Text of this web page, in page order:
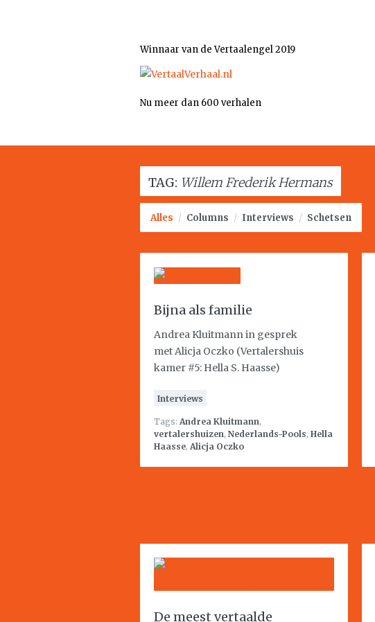
Winnaar van de Vertaalengel 2019
Nu meer dan 600 verhalen
TAG: Willem Frederik Hermans
Alles / Columns / Interviews / Schetsen
Bijna als familie
Andrea Kluitmann in gesprek
met Alicja Oczko (Vertalershuis
kamer #5: Hella S. Haasse)
Interviews
Tags: Andrea Kluitmann,
vertalershuizen, Nederlands-Pools, Hella
Haasse, Alicja Oczko
De meest vertaalde